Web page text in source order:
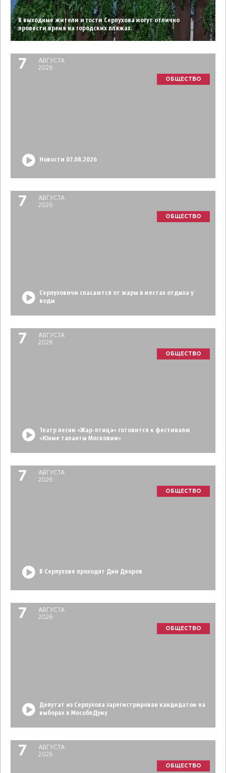
В выходные жители и гости Серпухова могут отлично
провести время на городских пляжах.
7
АВГУСТА
2026
ОБЩЕСТВО
Новости 07.08.2026
7
АВГУСТА
2026
ОБЩЕСТВО
Серпуховичи спасаются от жары в местах отдыха у
воды
7
АВГУСТА
2026
ОБЩЕСТВО
Театр песни «Жар-птица» готовится к фестивалю
«Юные таланты Московии»
7
АВГУСТА
2026
ОБЩЕСТВО
В Серпухове проходят Дни Дворов
7
АВГУСТА
2026
ОБЩЕСТВО
Депутат из Серпухова зарегистрирован кандидатом на
выборах в МособлДуму
7
АВГУСТА
2026
ОБЩЕСТВО